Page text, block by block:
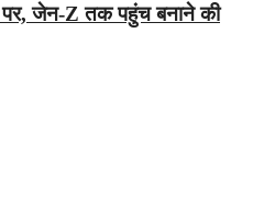
जेन-Z तक पहुंच बनाने की